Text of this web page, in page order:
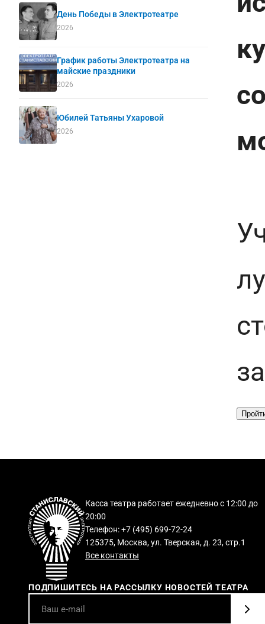
День Победы в Электротеатре
2026
График работы Электротеатра на
майские праздники
2026
Юбилей Татьяны Ухаровой
2026
Касса театра работает ежедневно с 12:00 до
20:00
Телефон: +7 (495) 699-72-24
125375, Москва, ул. Тверская, д. 23, стр.1
Все контакты
ПОДПИШИТЕСЬ НА РАССЫЛКУ НОВОСТЕЙ ТЕАТРА